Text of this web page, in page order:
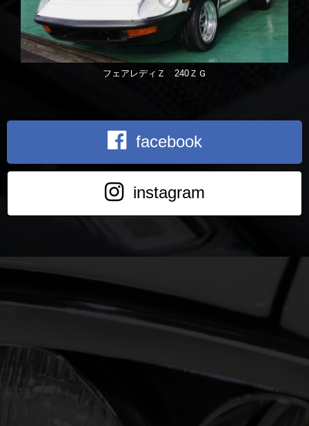
フェアレディＺ 240ＺＧ
facebook
instagram